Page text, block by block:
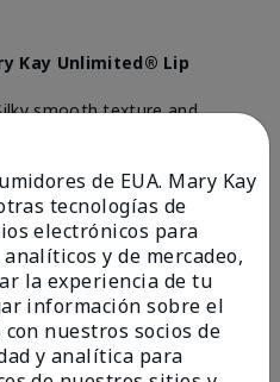
Kay Unlimited® Lip
smooth texture and
the applicator. Feels very
used with others.
were.
a un amigo
útil esta
de EUA. Mary Kay
tecnologías de
electrónicos para
y de mercadeo,
la experiencia de tu
información sobre el
nuestros socios de
y analítica para